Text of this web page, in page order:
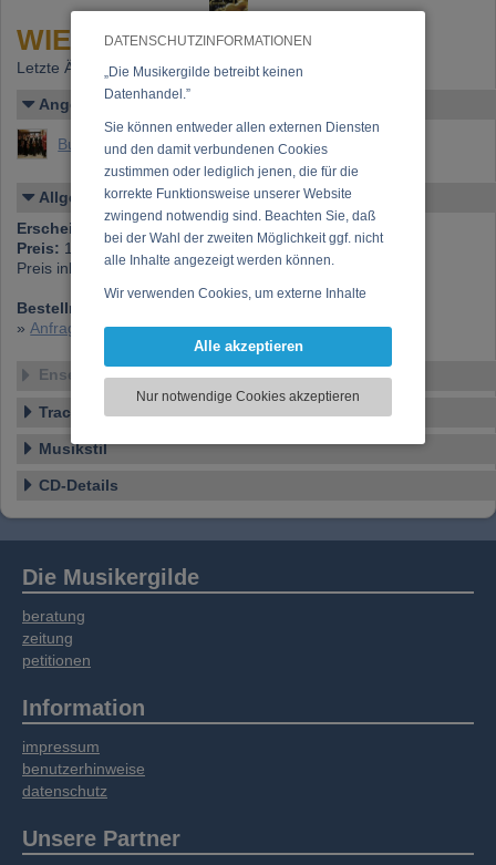
DATENSCHUTZINFORMATIONEN
„Die Musikergilde betreibt keinen
Datenhandel.”
Sie können entweder allen externen Diensten
und den damit verbundenen Cookies
zustimmen oder lediglich jenen, die für die
korrekte Funktionsweise unserer Website
zwingend notwendig sind. Beachten Sie, daß
bei der Wahl der zweiten Möglichkeit ggf. nicht
alle Inhalte angezeigt werden können.
Wir verwenden Cookies, um externe Inhalte
Funktionen für soziale Medien anbieten zu
zu analysieren. Dabei werden ggf.
Informationen zu Ihrer Verwendung unserer
soziale Medien, Werbung und Analysen
Informationen möglicherweise mit weiteren
Daten zusammen, die Sie bereitgestellt haben
oder die sie im Rahmen Ihrer Nutzung der
Alle akzeptieren
Nur notwendige Cookies akzeptieren
WIENER BLUT
Letzte Änderung: 19.10.1999
Angelegt von
Buchmann, Erich
Allgemeines
Erscheinen bei:Knöbl Records
Preis: 13,00 €
Preis inkl. 20% USt., exkl. Versandspesen (Postgebühren)
Bestellnummer:
»Anfrage zu dieser CD
Ensemble
Tracklist
Musikstil
CD-Details
Die Musikergilde
beratung
zeitung
petitionen
Information
impressum
benutzerhinweise
datenschutz
Unsere Partner